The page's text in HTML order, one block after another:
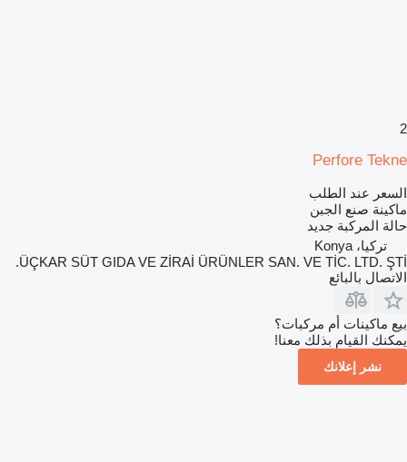
2
Perfore Tekne
السعر عند الطلب
ماكينة صنع الجبن
حالة المركبة جديد
تركيا، Konya
ÜÇKAR SÜT GIDA VE ZİRAİ ÜRÜNLER SAN. VE TİC. LTD. ŞTİ.
الاتصال بالبائع
بيع ماكينات أم مركبات؟
يمكنك القيام بذلك معنا!
نشر إعلانك